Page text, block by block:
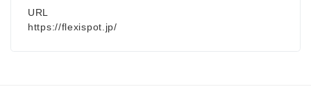
URL
https://flexispot.jp/